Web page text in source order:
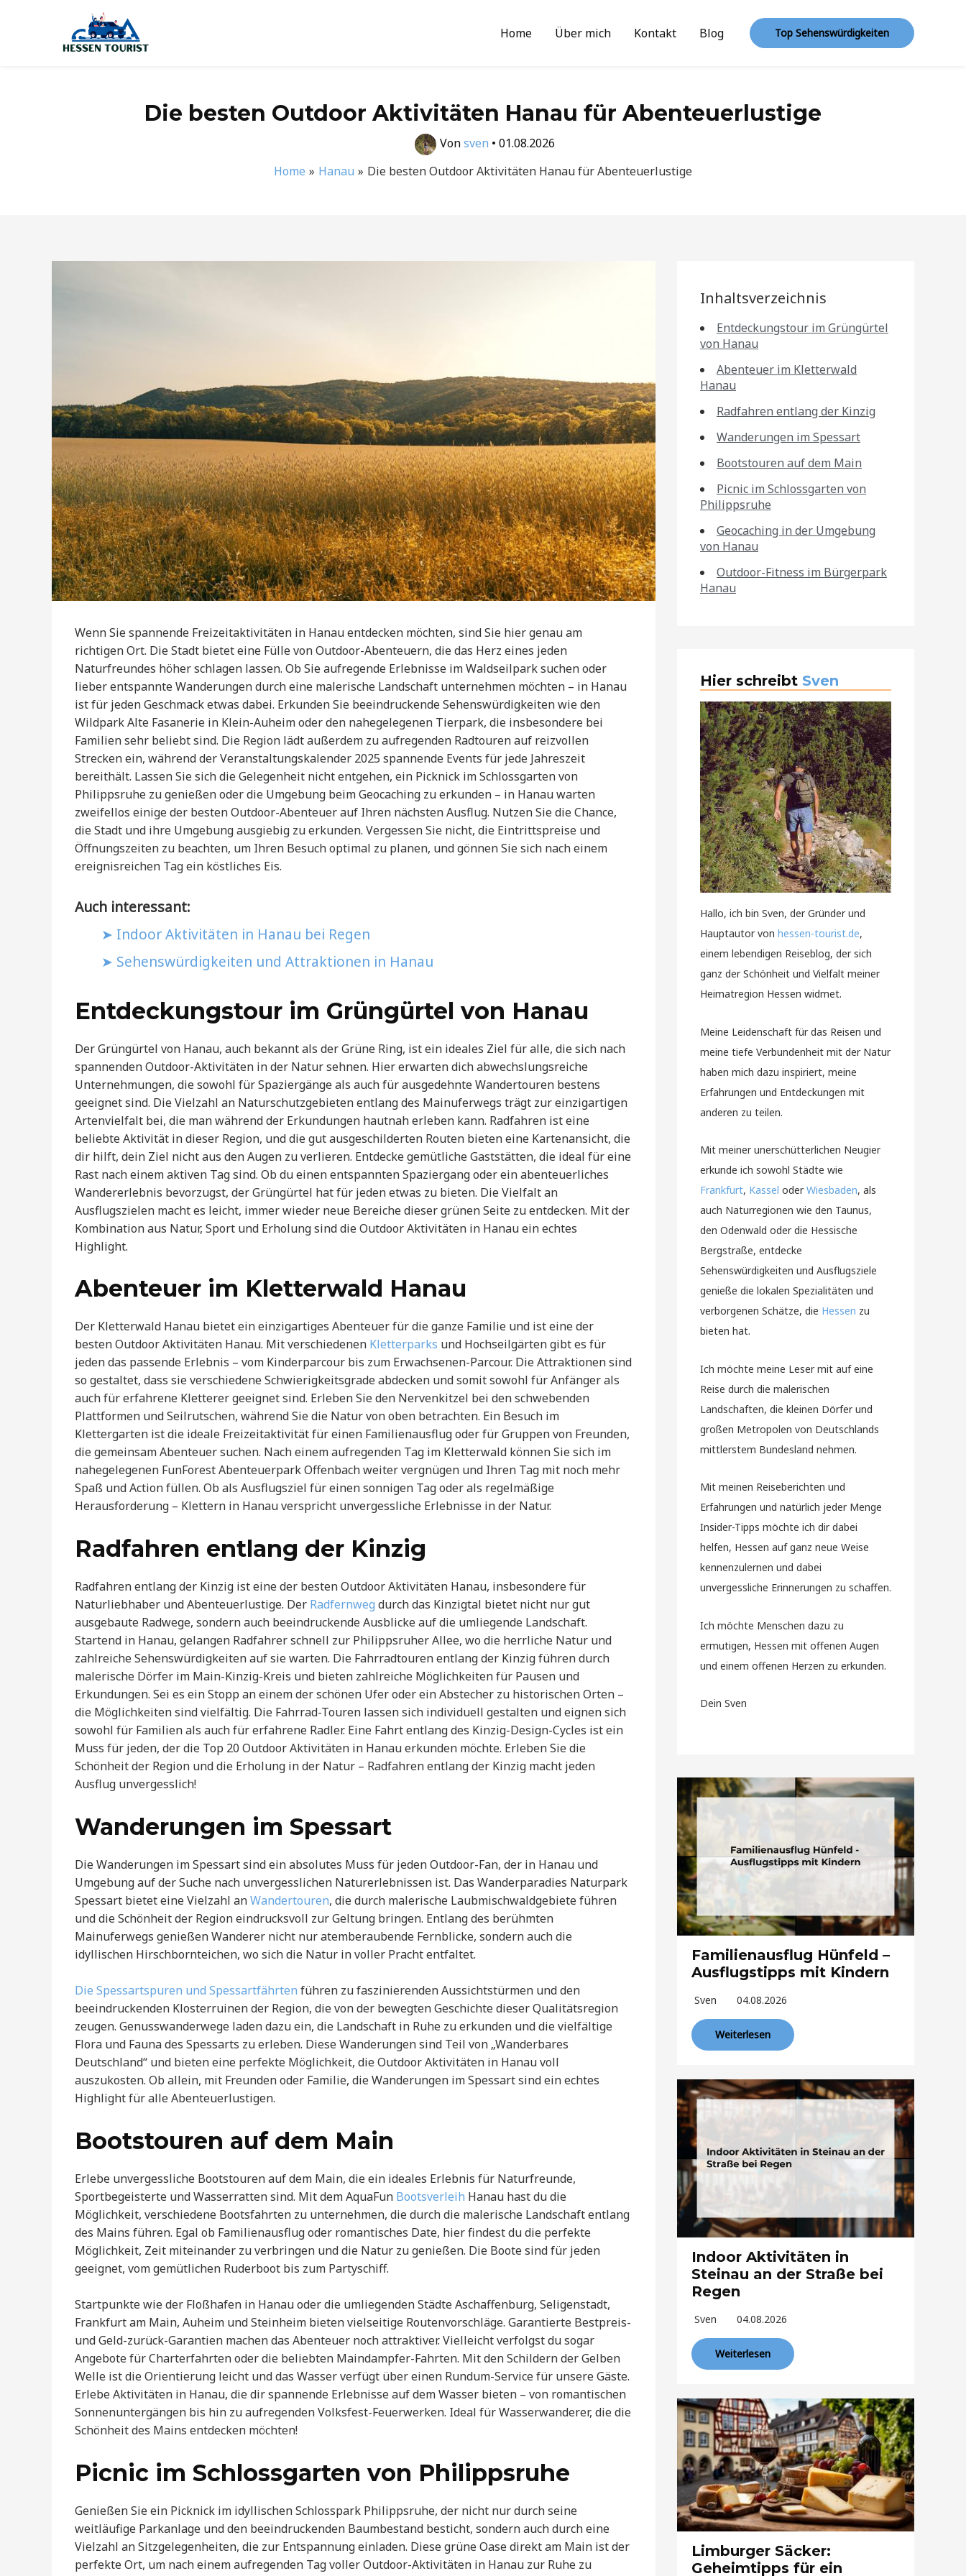
Home Über mich Kontakt Blog Top Sehenswürdigkeiten
Die besten Outdoor Aktivitäten Hanau für Abenteuerlustige
Vonsven • 01.08.2026
Home
Hanau Die besten Outdoor Aktivitäten Hanau für Abenteuerlustige
Wenn Sie spannende Freizeitaktivitäten in Hanau entdecken möchten, sind Sie hier genau am
richtigen Ort. Die Stadt bietet eine Fülle von Outdoor-Abenteuern, die das Herz eines jeden
Naturfreundes höher schlagen lassen. Ob Sie aufregende Erlebnisse im Waldseilpark suchen oder
lieber entspannte Wanderungen durch eine malerische Landschaft unternehmen möchten – in Hanau
ist für jeden Geschmack etwas dabei. Erkunden Sie beeindruckende Sehenswürdigkeiten wie den
Wildpark Alte Fasanerie in Klein-Auheim oder den nahegelegenen Tierpark, die insbesondere bei
Familien sehr beliebt sind. Die Region lädt außerdem zu aufregenden Radtouren auf reizvollen
Strecken ein, während der Veranstaltungskalender 2025 spannende Events für jede Jahreszeit
bereithält. Lassen Sie sich die Gelegenheit nicht entgehen, ein Picknick im Schlossgarten von
Philippsruhe zu genießen oder die Umgebung beim Geocaching zu erkunden – in Hanau warten
zweifellos einige der besten Outdoor-Abenteuer auf Ihren nächsten Ausflug. Nutzen Sie die Chance,
die Stadt und ihre Umgebung ausgiebig zu erkunden. Vergessen Sie nicht, die Eintrittspreise und
Öffnungszeiten zu beachten, um Ihren Besuch optimal zu planen, und gönnen Sie sich nach einem
ereignisreichen Tag ein köstliches Eis.
Auch interessant:
Indoor Aktivitäten in Hanau bei Regen
Sehenswürdigkeiten und Attraktionen in Hanau
Entdeckungstour im Grüngürtel von Hanau
Der Grüngürtel von Hanau, auch bekannt als der Grüne Ring, ist ein ideales Ziel für alle, die sich nach
spannenden Outdoor-Aktivitäten in der Natur sehnen. Hier erwarten dich abwechslungsreiche
Unternehmungen, die sowohl für Spaziergänge als auch für ausgedehnte Wandertouren bestens
geeignet sind. Die Vielzahl an Naturschutzgebieten entlang des Mainuferwegs trägt zur einzigartigen
Artenvielfalt bei, die man während der Erkundungen hautnah erleben kann. Radfahren ist eine
beliebte Aktivität in dieser Region, und die gut ausgeschilderten Routen bieten eine Kartenansicht, die
dir hilft, dein Ziel nicht aus den Augen zu verlieren. Entdecke gemütliche Gaststätten, die ideal für eine
Rast nach einem aktiven Tag sind. Ob du einen entspannten Spaziergang oder ein abenteuerliches
Wandererlebnis bevorzugst, der Grüngürtel hat für jeden etwas zu bieten. Die Vielfalt an
Ausflugszielen macht es leicht, immer wieder neue Bereiche dieser grünen Seite zu entdecken. Mit der
Kombination aus Natur, Sport und Erholung sind die Outdoor Aktivitäten in Hanau ein echtes
Highlight.
Abenteuer im Kletterwald Hanau
Der Kletterwald Hanau bietet ein einzigartiges Abenteuer für die ganze Familie und ist eine der
besten Outdoor Aktivitäten Hanau. Mit verschiedenen Kletterparks und Hochseilgärten gibt es für
jeden das passende Erlebnis – vom Kinderparcour bis zum Erwachsenen-Parcour. Die Attraktionen sind
so gestaltet, dass sie verschiedene Schwierigkeitsgrade abdecken und somit sowohl für Anfänger als
auch für erfahrene Kletterer geeignet sind. Erleben Sie den Nervenkitzel bei den schwebenden
Plattformen und Seilrutschen, während Sie die Natur von oben betrachten. Ein Besuch im
Klettergarten ist die ideale Freizeitaktivität für einen Familienausflug oder für Gruppen von Freunden,
die gemeinsam Abenteuer suchen. Nach einem aufregenden Tag im Kletterwald können Sie sich im
nahegelegenen FunForest Abenteuerpark Offenbach weiter vergnügen und Ihren Tag mit noch mehr
Spaß und Action füllen. Ob als Ausflugsziel für einen sonnigen Tag oder als regelmäßige
Herausforderung – Klettern in Hanau verspricht unvergessliche Erlebnisse in der Natur.
Radfahren entlang der Kinzig
Radfahren entlang der Kinzig ist eine der besten Outdoor Aktivitäten Hanau, insbesondere für
Naturliebhaber und Abenteuerlustige. Der Radfernweg durch das Kinzigtal bietet nicht nur gut
ausgebaute Radwege, sondern auch beeindruckende Ausblicke auf die umliegende Landschaft.
Startend in Hanau, gelangen Radfahrer schnell zur Philippsruher Allee, wo die herrliche Natur und
zahlreiche Sehenswürdigkeiten auf sie warten. Die Fahrradtouren entlang der Kinzig führen durch
malerische Dörfer im Main-Kinzig-Kreis und bieten zahlreiche Möglichkeiten für Pausen und
Erkundungen. Sei es ein Stopp an einem der schönen Ufer oder ein Abstecher zu historischen Orten –
die Möglichkeiten sind vielfältig. Die Fahrrad-Touren lassen sich individuell gestalten und eignen sich
sowohl für Familien als auch für erfahrene Radler. Eine Fahrt entlang des Kinzig-Design-Cycles ist ein
Muss für jeden, der die Top 20 Outdoor Aktivitäten in Hanau erkunden möchte. Erleben Sie die
Schönheit der Region und die Erholung in der Natur – Radfahren entlang der Kinzig macht jeden
Ausflug unvergesslich!
Wanderungen im Spessart
Die Wanderungen im Spessart sind ein absolutes Muss für jeden Outdoor-Fan, der in Hanau und
Umgebung auf der Suche nach unvergesslichen Naturerlebnissen ist. Das Wanderparadies Naturpark
Spessart bietet eine Vielzahl anWandertouren, die durch malerische Laubmischwaldgebiete führen
und die Schönheit der Region eindrucksvoll zur Geltung bringen. Entlang des berühmten
Mainuferwegs genießen Wanderer nicht nur atemberaubende Fernblicke, sondern auch die
idyllischen Hirschbornteichen, wo sich die Natur in voller Pracht entfaltet.
Die Spessartspuren und Spessartfährten führen zu faszinierenden Aussichtstürmen und den
beeindruckenden Klosterruinen der Region, die von der bewegten Geschichte dieser Qualitätsregion
zeugen. Genusswanderwege laden dazu ein, die Landschaft in Ruhe zu erkunden und die vielfältige
Flora und Fauna des Spessarts zu erleben. Diese Wanderungen sind Teil von „Wanderbares
Deutschland“ und bieten eine perfekte Möglichkeit, die Outdoor Aktivitäten in Hanau voll
auszukosten. Ob allein, mit Freunden oder Familie, die Wanderungen im Spessart sind ein echtes
Highlight für alle Abenteuerlustigen.
Bootstouren auf dem Main
Erlebe unvergessliche Bootstouren auf dem Main, die ein ideales Erlebnis für Naturfreunde,
Sportbegeisterte und Wasserratten sind. Mit dem AquaFun Bootsverleih Hanau hast du die
Möglichkeit, verschiedene Bootsfahrten zu unternehmen, die durch die malerische Landschaft entlang
des Mains führen. Egal ob Familienausflug oder romantisches Date, hier findest du die perfekte
Möglichkeit, Zeit miteinander zu verbringen und die Natur zu genießen. Die Boote sind für jeden
geeignet, vom gemütlichen Ruderboot bis zum Partyschiff.
Startpunkte wie der Floßhafen in Hanau oder die umliegenden Städte Aschaffenburg, Seligenstadt,
Frankfurt am Main, Auheim und Steinheim bieten vielseitige Routenvorschläge. Garantierte Bestpreis-
und Geld-zurück-Garantien machen das Abenteuer noch attraktiver. Vielleicht verfolgst du sogar
Angebote für Charterfahrten oder die beliebten Maindampfer-Fahrten. Mit den Schildern der Gelben
Welle ist die Orientierung leicht und das Wasser verfügt über einen Rundum-Service für unsere Gäste.
Erlebe Aktivitäten in Hanau, die dir spannende Erlebnisse auf dem Wasser bieten – von romantischen
Sonnenuntergängen bis hin zu aufregenden Volksfest-Feuerwerken. Ideal für Wasserwanderer, die die
Schönheit des Mains entdecken möchten!
Picnic im Schlossgarten von Philippsruhe
Genießen Sie ein Picknick im idyllischen Schlosspark Philippsruhe, der nicht nur durch seine
weitläufige Parkanlage und den beeindruckenden Baumbestand besticht, sondern auch durch eine
Vielzahl an Sitzgelegenheiten, die zur Entspannung einladen. Diese grüne Oase direkt am Main ist der
perfekte Ort, um nach einem aufregenden Tag voller Outdoor-Aktivitäten in Hanau zur Ruhe zu
Inhaltsverzeichnis
Entdeckungstour im Grüngürtel
von Hanau
Abenteuer im Kletterwald
Hanau
Radfahren entlang der Kinzig
Wanderungen im Spessart
Bootstouren auf dem Main
Picnic im Schlossgarten von
Philippsruhe
Geocaching in der Umgebung
von Hanau
Outdoor-Fitness im Bürgerpark
Hanau
Hier schreibt Sven
Hallo, ich bin Sven, der Gründer und
Hauptautor von hessen-tourist.de,
einem lebendigen Reiseblog, der sich
ganz der Schönheit und Vielfalt meiner
Heimatregion Hessen widmet.
Meine Leidenschaft für das Reisen und
meine tiefe Verbundenheit mit der Natur
haben mich dazu inspiriert, meine
Erfahrungen und Entdeckungen mit
anderen zu teilen.
Mit meiner unerschütterlichen Neugier
erkunde ich sowohl Städte wie
Frankfurt, Kassel oderWiesbaden, als
auch Naturregionen wie den Taunus,
den Odenwald oder die Hessische
Bergstraße, entdecke
Sehenswürdigkeiten und Ausflugsziele
genieße die lokalen Spezialitäten und
verborgenen Schätze, die Hessen zu
bieten hat.
Ich möchte meine Leser mit auf eine
Reise durch die malerischen
Landschaften, die kleinen Dörfer und
großen Metropolen von Deutschlands
mittlerstem Bundesland nehmen.
Mit meinen Reiseberichten und
Erfahrungen und natürlich jeder Menge
Insider-Tipps möchte ich dir dabei
helfen, Hessen auf ganz neue Weise
kennenzulernen und dabei
unvergessliche Erinnerungen zu schaffen.
Ich möchte Menschen dazu zu
ermutigen, Hessen mit offenen Augen
und einem offenen Herzen zu erkunden.
Dein Sven
Familienausflug Hünfeld –
Ausflugstipps mit Kindern
Sven 04.08.2026
Weiterlesen
Indoor Aktivitäten in
Steinau an der Straße bei
Regen
Sven 04.08.2026
Weiterlesen
Limburger Säcker:
Geheimtipps für ein